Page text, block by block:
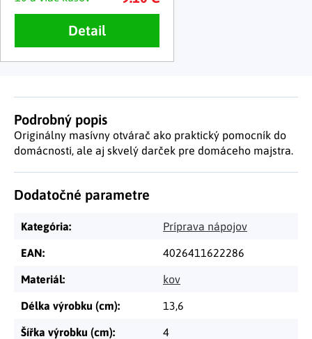
Detail
Podrobný popis
Originálny masívny otvárač ako praktický pomocník do
domácnosti, ale aj skvelý darček pre domáceho majstra.
Dodatočné parametre
Kategória: Príprava nápojov
EAN: 4026411622286
Materiál: kov
Délka výrobku (cm): 13,6
Šířka výrobku (cm): 4